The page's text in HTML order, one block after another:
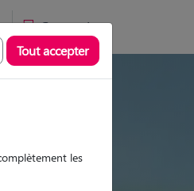
Connexion
Tout accepter
les